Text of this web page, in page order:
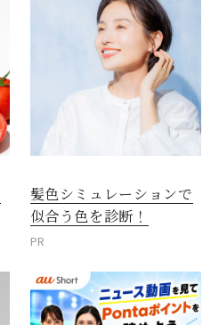
髪色シミュレーションで
似合う色を診断！
PR